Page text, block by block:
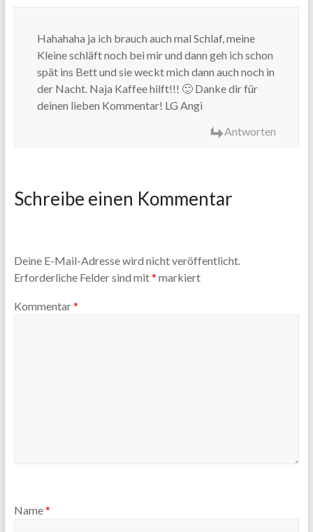
Hahahaha ja ich brauch auch mal Schlaf, meine
Kleine schläft noch bei mir und dann geh ich schon
spät ins Bett und sie weckt mich dann auch noch in
der Nacht. Naja Kaffee hilft!!! 🙂 Danke dir für
deinen lieben Kommentar! LG Angi
Antworten
Schreibe einen Kommentar
Deine E-Mail-Adresse wird nicht veröffentlicht.
Erforderliche Felder sind mit* markiert
Kommentar*
Name*